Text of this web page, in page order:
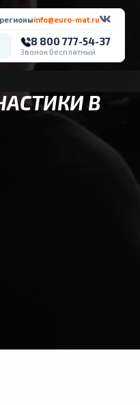
info@euro-mat.ru
8 800 777-54-37
Звонок бесплатный
В